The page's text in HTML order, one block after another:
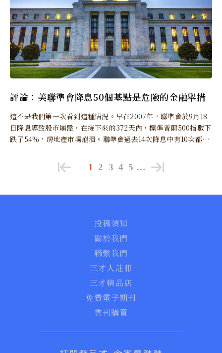
評論：美聯準會降息50個基點是危險的金融舉措
這不是我們第一次看到這種情況。早在2007年，聯準會於9月18
日降息導致股市崩盤，在接下來的372天內，標準普爾500指數下
跌了54%，房地產市場崩潰。聯準會過去14次降息中有10次都導
1 2 3 4 5 …
投稿須知
關於我們
聯繫我們
三才人註冊
三才精品店
免費電子期刊
書刊購買